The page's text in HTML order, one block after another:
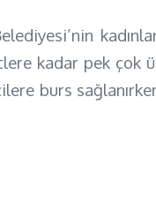
kadar pek çok
burs